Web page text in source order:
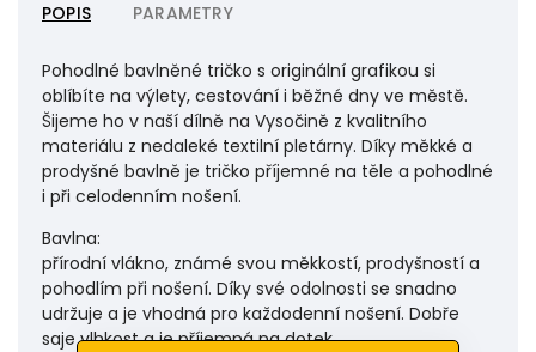
POPIS PARAMETRY
Pohodlné bavlněné tričko s originální grafikou si
oblíbíte na výlety, cestování i běžné dny ve městě.
Šijeme ho v naší dílně na Vysočině z kvalitního
materiálu z nedaleké textilní pletárny. Díky měkké a
prodyšné bavlně je tričko příjemné na těle a pohodlné
i při celodenním nošení.
Bavlna:
přírodní vlákno, známé svou měkkostí, prodyšností a
pohodlím při nošení. Díky své odolnosti se snadno
udržuje a je vhodná pro každodenní nošení. Dobře
saje vlhkost a je příjemná na dotek.